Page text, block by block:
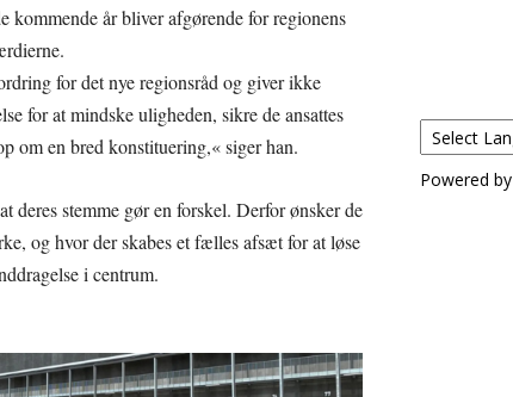
kommende år bliver afgørende for regionens
for det nye regionsråd og giver ikke
for at mindske uligheden, sikre de ansattes
om en bred konstituering,« siger han.
stemme gør en forskel. Derfor ønsker de
og hvor der skabes et fælles afsæt for at løse
i centrum.
Powered by